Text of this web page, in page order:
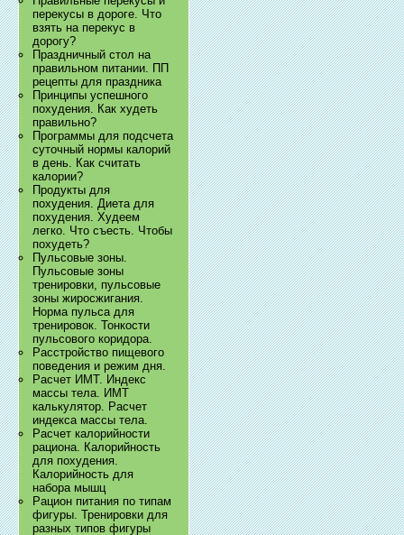
перекусы в дороге. Что
взять на перекус в
дорогу?
Праздничный стол на
правильном питании. ПП
рецепты для праздника
Принципы успешного
похудения. Как худеть
правильно?
Программы для подсчета
суточный нормы калорий
в день. Как считать
калории?
Продукты для
похудения. Диета для
похудения. Худеем
легко. Что съесть. Чтобы
похудеть?
Пульсовые зоны.
Пульсовые зоны
тренировки, пульсовые
зоны жиросжигания.
Норма пульса для
тренировок. Тонкости
пульсового коридора.
Расстройство пищевого
поведения и режим дня.
Расчет ИМТ. Индекс
массы тела. ИМТ
калькулятор. Расчет
индекса массы тела.
Расчет калорийности
рациона. Калорийность
для похудения.
Калорийность для
набора мышц
Рацион питания по типам
фигуры. Тренировки для
разных типов фигуры